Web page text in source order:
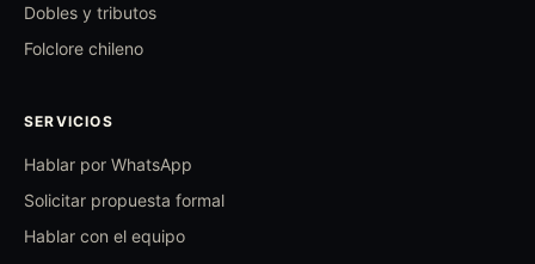
Dobles y tributos
Folclore chileno
SERVICIOS
Hablar por WhatsApp
Solicitar propuesta formal
Hablar con el equipo